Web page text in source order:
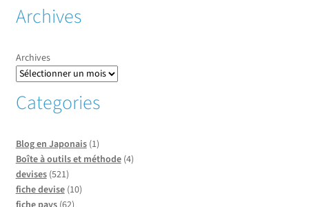
Archives
Archives
Categories
Blog en Japonais(1)
Boîte à outils et méthode(4)
devises(521)
fiche devise(10)